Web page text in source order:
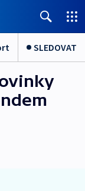
SLEDOVAT